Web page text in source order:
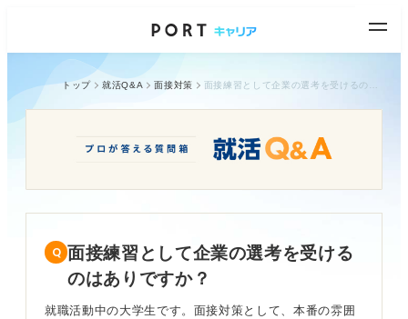
トップ 就活Q&A 面接対策
面接練習として企業の選考を受ける
のはありですか？
就職活動中の大学生です。面接対策として、本番の雰囲